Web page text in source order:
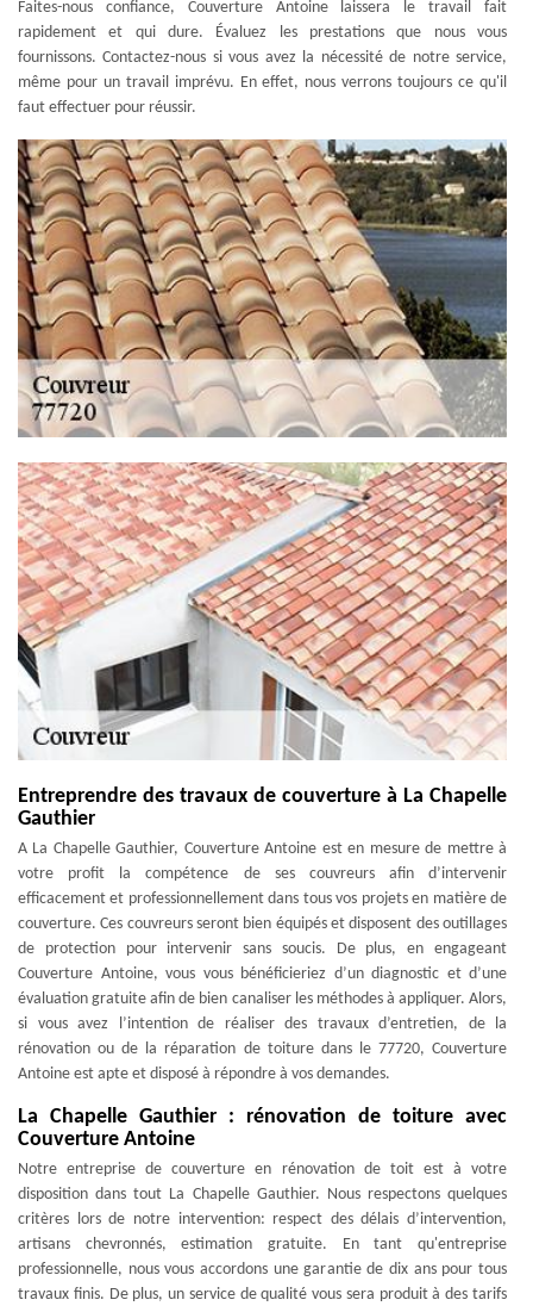
Faites-nous confiance, Couverture Antoine laissera le travail fait
rapidement et qui dure. Évaluez les prestations que nous vous
fournissons. Contactez-nous si vous avez la nécessité de notre service,
même pour un travail imprévu. En effet, nous verrons toujours ce qu'il
faut effectuer pour réussir.
Entreprendre des travaux de couverture à La Chapelle
Gauthier
A La Chapelle Gauthier, Couverture Antoine est en mesure de mettre à
votre profit la compétence de ses couvreurs afin d’intervenir
efficacement et professionnellement dans tous vos projets en matière de
couverture. Ces couvreurs seront bien équipés et disposent des outillages
de protection pour intervenir sans soucis. De plus, en engageant
Couverture Antoine, vous vous bénéficieriez d’un diagnostic et d’une
évaluation gratuite afin de bien canaliser les méthodes à appliquer. Alors,
si vous avez l’intention de réaliser des travaux d’entretien, de la
rénovation ou de la réparation de toiture dans le 77720, Couverture
Antoine est apte et disposé à répondre à vos demandes.
La Chapelle Gauthier : rénovation de toiture avec
Couverture Antoine
Notre entreprise de couverture en rénovation de toit est à votre
disposition dans tout La Chapelle Gauthier. Nous respectons quelques
critères lors de notre intervention: respect des délais d’intervention,
artisans chevronnés, estimation gratuite. En tant qu'entreprise
professionnelle, nous vous accordons une garantie de dix ans pour tous
travaux finis. De plus, un service de qualité vous sera produit à des tarifs